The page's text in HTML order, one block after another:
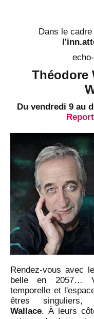
Dans le
Théodore
Du vendredi 9 au
Rendez-vous avec
belle en 2057…
temporelle et
êtres singuliers,
Wallace. À leurs